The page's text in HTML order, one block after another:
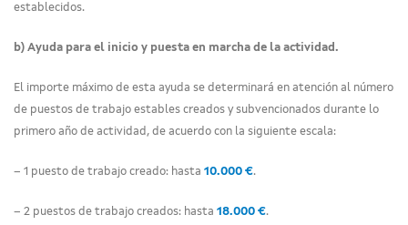
establecidos.
b) Ayuda para el inicio y puesta en marcha de la actividad.
El importe máximo de esta ayuda se determinará en atención al número
de puestos de trabajo estables creados y subvencionados durante lo
primero año de actividad, de acuerdo con la siguiente escala:
– 1 puesto de trabajo creado: hasta 10.000 €.
– 2 puestos de trabajo creados: hasta 18.000 €.